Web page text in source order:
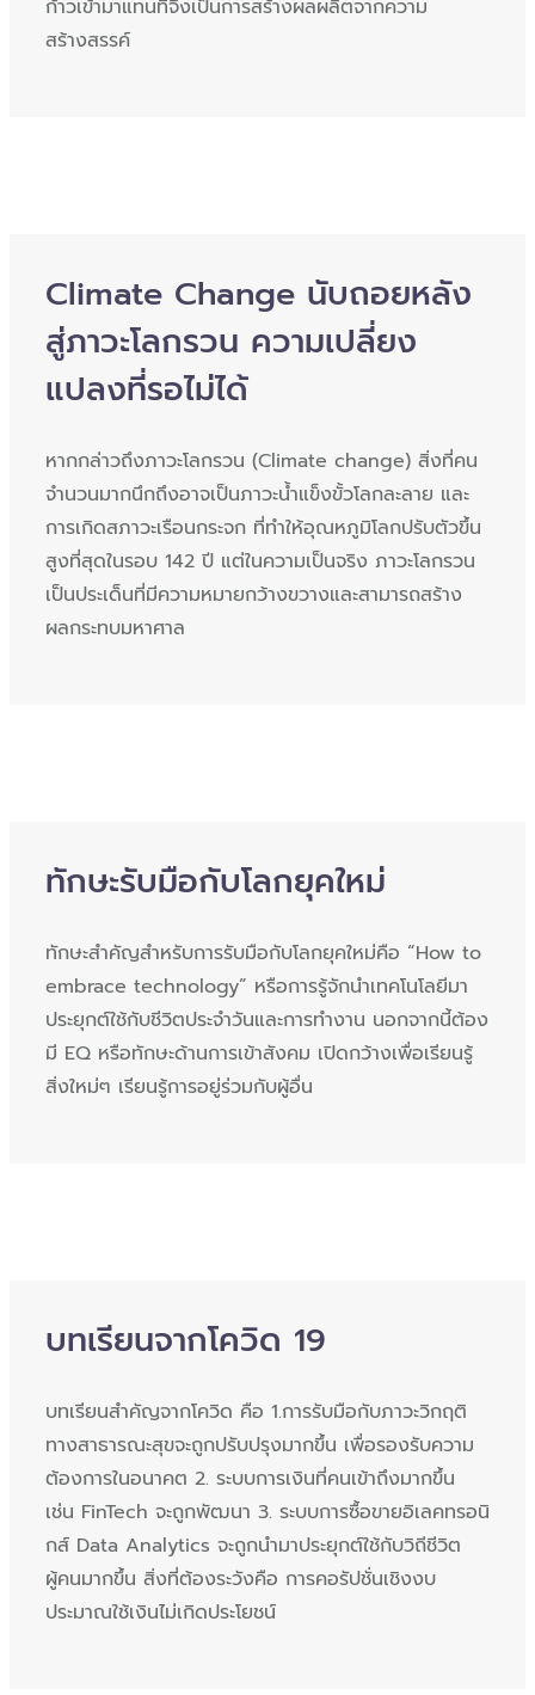
ก้าวเข้ามาแทนที่จึงเป็นการสร้างผลผลิตจากความ
สร้างสรรค์
Climate Change นับถอยหลัง
สู่ภาวะโลกรวน ความเปลี่ยง
แปลงที่รอไม่ได้
หากกล่าวถึงภาวะโลกรวน (Climate change) สิ่งที่คน
จำนวนมากนึกถึงอาจเป็นภาวะน้ำแข็งขั้วโลกละลาย และ
การเกิดสภาวะเรือนกระจก ที่ทำให้อุณหภูมิโลกปรับตัวขึ้น
สูงที่สุดในรอบ 142 ปี แต่ในความเป็นจริง ภาวะโลกรวน
เป็นประเด็นที่มีความหมายกว้างขวางและสามารถสร้าง
ผลกระทบมหาศาล
ทักษะรับมือกับโลกยุคใหม่
ทักษะสำคัญสำหรับการรับมือกับโลกยุคใหม่คือ “How to
embrace technology” หรือการรู้จักนำเทคโนโลยีมา
ประยุกต์ใช้กับชีวิตประจำวันและการทำงาน นอกจากนี้ต้อง
มี EQ หรือทักษะด้านการเข้าสังคม เปิดกว้างเพื่อเรียนรู้
สิ่งใหม่ๆ เรียนรู้การอยู่ร่วมกับผู้อื่น
บทเรียนจากโควิด 19
บทเรียนสำคัญจากโควิด คือ 1.การรับมือกับภาวะวิกฤติ
ทางสาธารณะสุขจะถูกปรับปรุงมากขึ้น เพื่อรองรับความ
ต้องการในอนาคต 2. ระบบการเงินที่คนเข้าถึงมากขึ้น
เช่น FinTech จะถูกพัฒนา 3. ระบบการซื้อขายอิเลคทรอนิ
กส์ Data Analytics จะถูกนำมาประยุกต์ใช้กับวิถีชีวิต
ผู้คนมากขึ้น สิ่งที่ต้องระวังคือ การคอรัปชั่นเชิงงบ
ประมาณใช้เงินไม่เกิดประโยชน์